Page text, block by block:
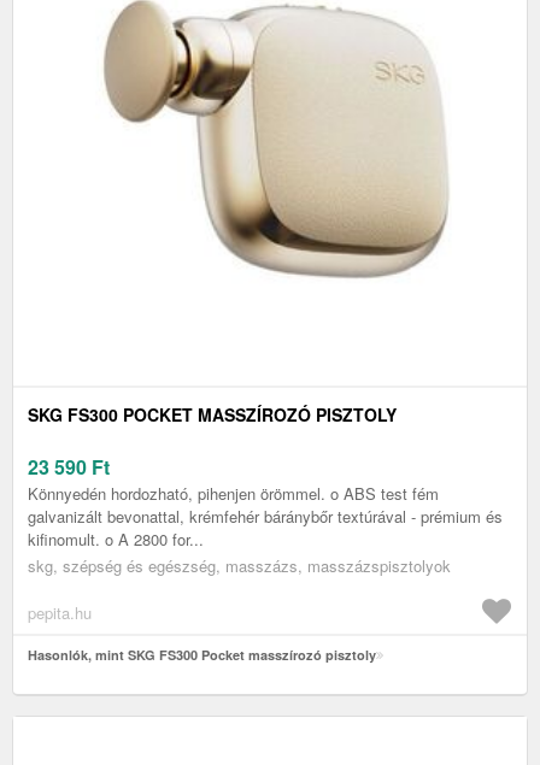
SKG FS300 POCKET MASSZÍROZÓ PISZTOLY
23 590 Ft
Könnyedén hordozható, pihenjen örömmel. o ABS test fém
galvanizált bevonattal, krémfehér báránybőr textúrával - prémium és
kifinomult. o A 2800 for...
skg, szépség és egészség, masszázs, masszázspisztolyok
pepita.hu
Hasonlók, mint SKG FS300 Pocket masszírozó pisztoly